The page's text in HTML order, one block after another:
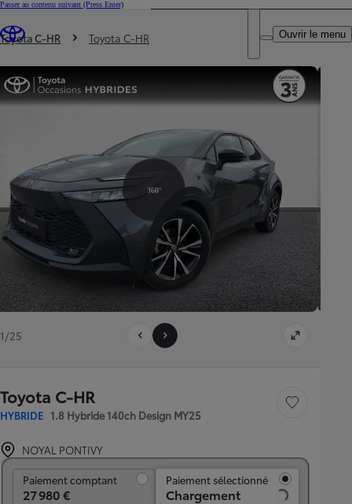
Passer au contenu suivant (Press Enter)
Trouvez un partenaire Toyota
DEALER NAME
Ouvrir le menu
Vous êtes ici
Toyota C-HR Toyota C-HR
360°
1/25
Toyota C-HR
HYBRIDE 1.8 Hybride 140ch Design MY25
Sauvegarder le
NOYAL PONTIVY
Paiement comptant
27 980 €
Paiement sélectionné
Chargement